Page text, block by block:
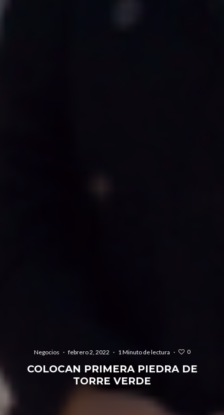
Negocios · febrero 2, 2022 · 1 Minuto de lectura · 0
COLOCAN PRIMERA PIEDRA DE
TORRE VERDE